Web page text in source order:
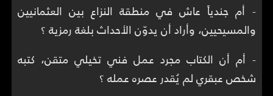
- أم جندياً عاش في منطقة النزاع بين العثمانيين
والمسيحيين، وأراد أن يدوّن الأحداث بلغة رمزية ؟
- أم أن الكتاب مجرد عمل فني تخيلي متقن، كتبه
شخص عبقري لم يُقدر عصره عمله ؟